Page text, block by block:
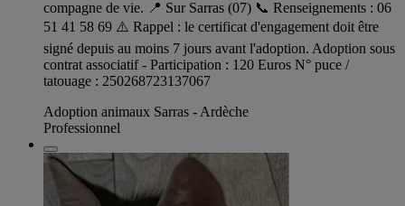
compagne de vie. 📍 Sur Sarras (07) 📞 Renseignements : 06
51 41 58 69 ⚠️ Rappel : le certificat d'engagement doit être
signé depuis au moins 7 jours avant l'adoption. Adoption sous
contrat associatif - Participation : 120 Euros N° puce /
tatouage : 250268723137067
Adoption animaux Sarras - Ardèche
Professionnel